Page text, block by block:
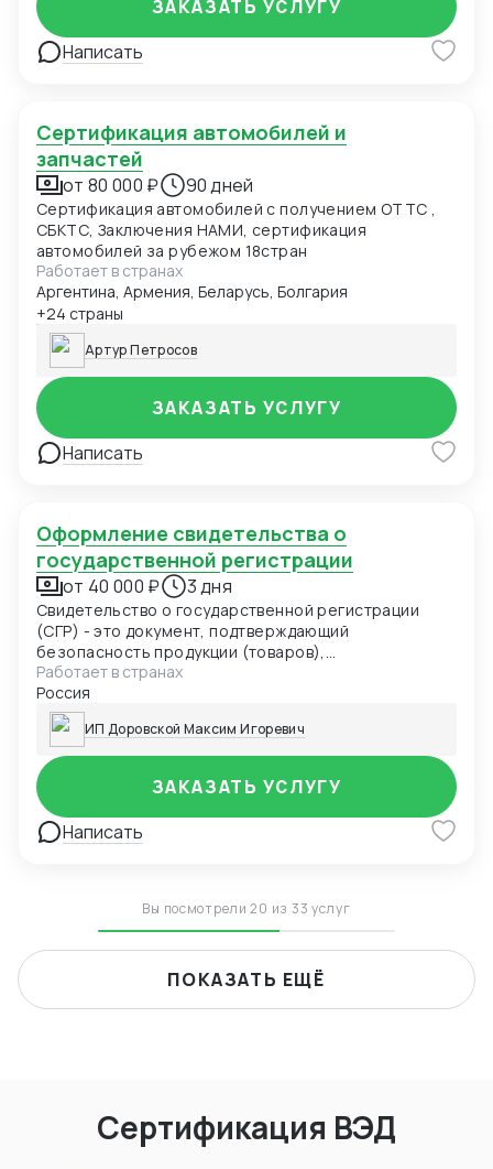
Написать
ЗАКАЗАТЬ УСЛУГУ
Сертификация автомобилей и
запчастей
от 80 000 ₽ 90 дней
Сертификация автомобилей с получением ОТТС ,
СБКТС, Заключения НАМИ, сертификация
автомобилей за рубежом 18стран
Работает в странах
Аргентина, Армения, Беларусь, Болгария
+24 страны
Артур Петросов
Написать
ЗАКАЗАТЬ УСЛУГУ
Оформление свидетельства о
государственной регистрации
от 40 000 ₽ 3 дня
Свидетельство о государственной регистрации
(СГР) - это документ, подтверждающий
безопасность продукции (товаров),
удостоверяющий соответствие продукции
(товаров) единым санитарно-эпидемиологическим
и гигиеническим требованиям и выдаваемый
уполномоченным органом в области санитарно-
эпидемиологического благополучия населения по
единой форме.
Работает в странах
Россия
ИП Доровской Максим Игоревич
Написать
ЗАКАЗАТЬ УСЛУГУ
Вы посмотрели 20 из 33 услуг
ПОКАЗАТЬ ЕЩЁ
Сертификация ВЭД